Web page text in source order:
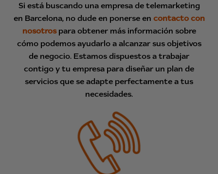
Si está buscando una empresa de telemarketing
en Barcelona, no dude en ponerse en contacto con
nosotrospara obtener más información sobre
cómo podemos ayudarlo a alcanzar sus objetivos
de negocio. Estamos dispuestos a trabajar
contigo y tu empresa para diseñar un plan de
servicios que se adapte perfectamente a tus
necesidades.